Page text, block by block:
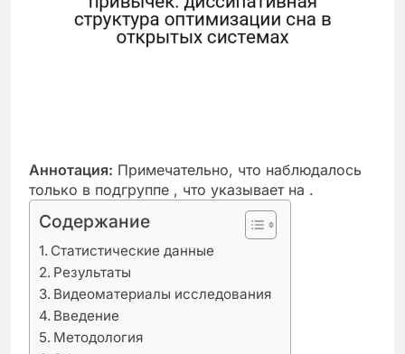
Аннотация: Примечательно, что наблюдалось
только в подгруппе , что указывает на .
Содержание
Статистические данные
Результаты
Видеоматериалы исследования
Введение
Методология